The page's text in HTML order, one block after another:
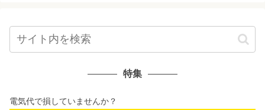
特集
電気代で損していませんか？